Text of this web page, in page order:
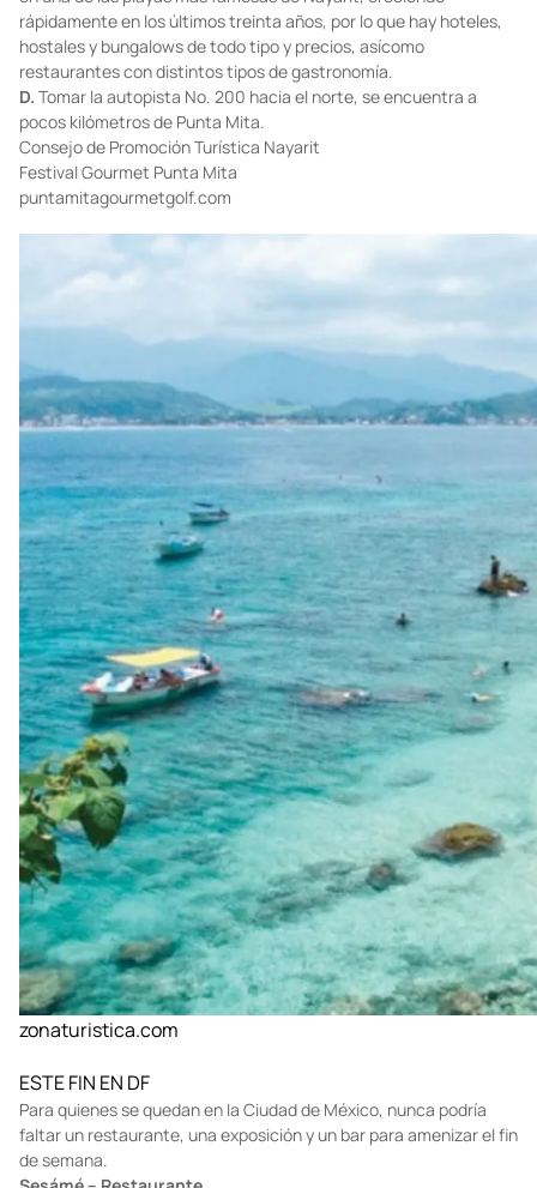
Rincón de Guayabitos
Conocida como “La alberca más grande del mundo” por la
tranquilidad y claridad de sus aguas, Guayabitos se ha convertido
en una de las playas más famosas de Nayarit, creciendo
rápidamente en los últimos treinta años, por lo que hay hoteles,
hostales y bungalows de todo tipo y precios, asícomo
restaurantes con distintos tipos de gastronomía.
D.
Tomar la autopista No. 200 hacia el norte, se encuentra a
pocos kilómetros de Punta Mita.
Consejo de Promoción Turística Nayarit
zonaturistica.com